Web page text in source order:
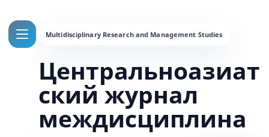
Центральноазиат
ский журнал
междисциплина